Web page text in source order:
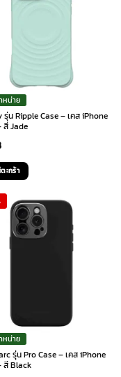
หน่าย
รุ่น Ripple Case – เคส iPhone
สี Jade
ะกร้า
หน่าย
รุ่น Pro Case – เคส iPhone
สี Black